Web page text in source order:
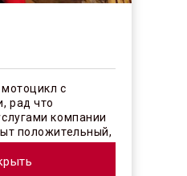
с
рад что
компании
положительный,
...